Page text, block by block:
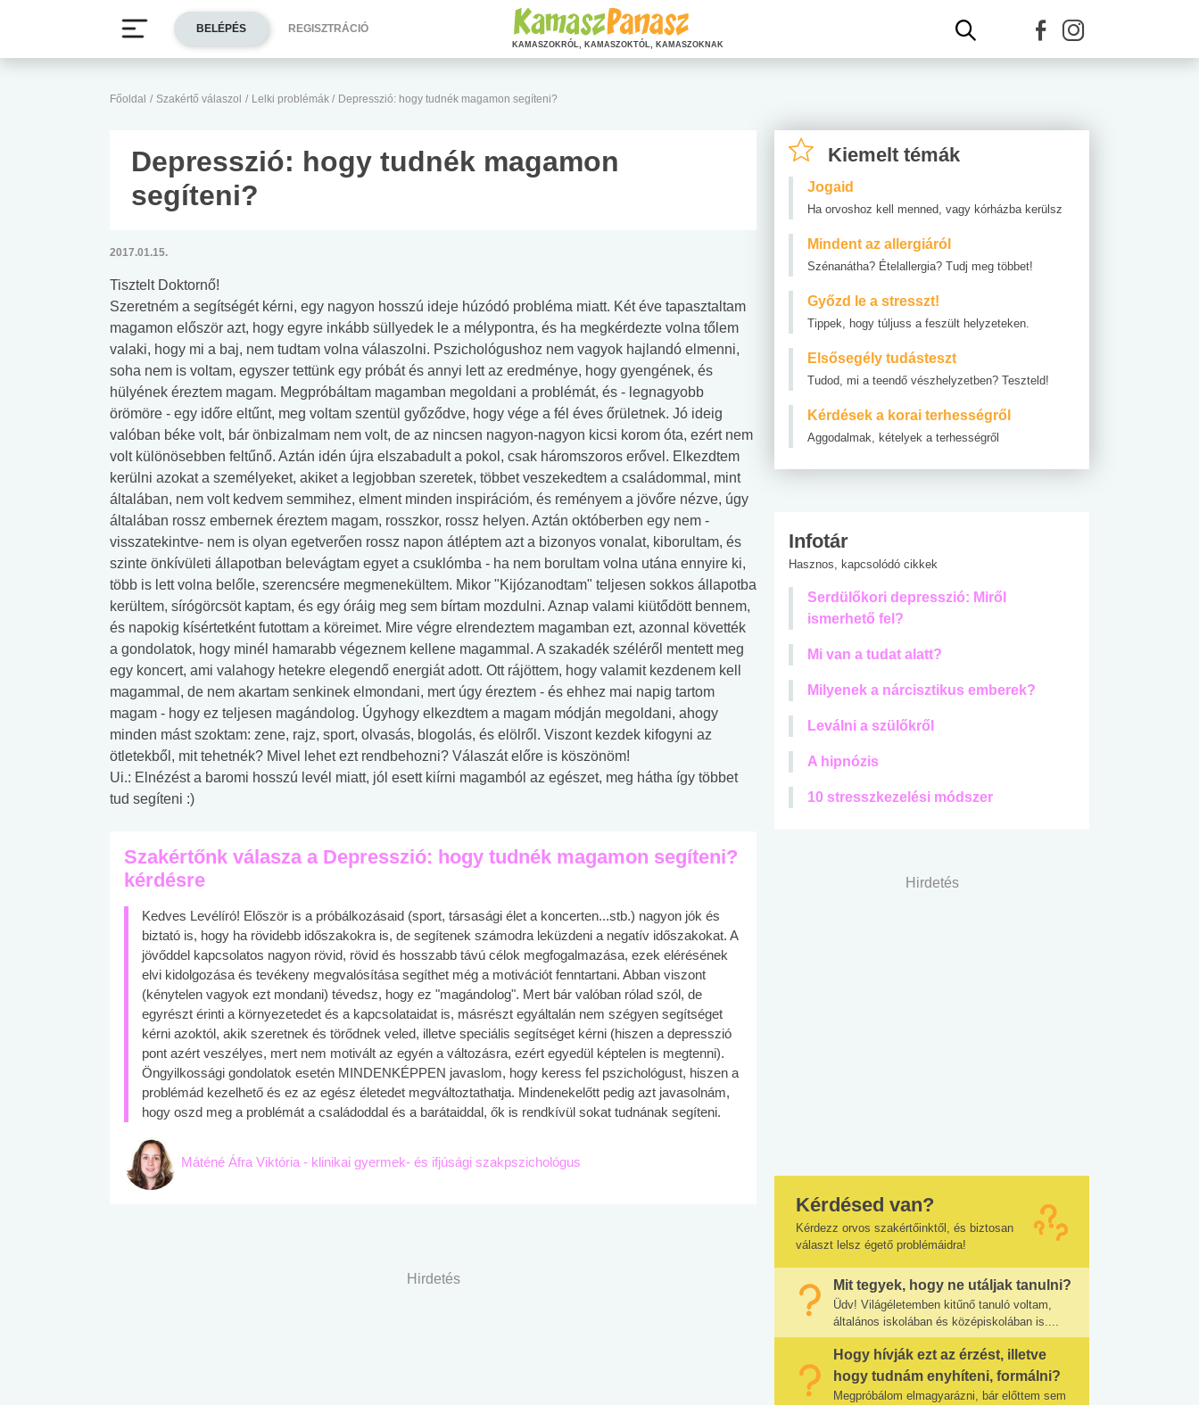
Főoldal / Szakértő válaszol / Lelki problémák / Depresszió: hogy tudnék magamon segíteni?
Depresszió: hogy tudnék magamon
segíteni?
2017.01.15.
Tisztelt Doktornő!
Szeretném a segítségét kérni, egy nagyon hosszú ideje húzódó probléma miatt. Két éve tapasztaltam
magamon először azt, hogy egyre inkább süllyedek le a mélypontra, és ha megkérdezte volna tőlem
valaki, hogy mi a baj, nem tudtam volna válaszolni. Pszichológushoz nem vagyok hajlandó elmenni,
soha nem is voltam, egyszer tettünk egy próbát és annyi lett az eredménye, hogy gyengének, és
hülyének éreztem magam. Megpróbáltam magamban megoldani a problémát, és - legnagyobb
örömöre - egy időre eltűnt, meg voltam szentül győződve, hogy vége a fél éves őrületnek. Jó ideig
valóban béke volt, bár önbizalmam nem volt, de az nincsen nagyon-nagyon kicsi korom óta, ezért nem
volt különösebben feltűnő. Aztán idén újra elszabadult a pokol, csak háromszoros erővel. Elkezdtem
kerülni azokat a személyeket, akiket a legjobban szeretek, többet veszekedtem a családommal, mint
általában, nem volt kedvem semmihez, elment minden inspirációm, és reményem a jövőre nézve, úgy
általában rossz embernek éreztem magam, rosszkor, rossz helyen. Aztán októberben egy nem -
visszatekintve- nem is olyan egetverően rossz napon átléptem azt a bizonyos vonalat, kiborultam, és
szinte önkívületi állapotban belevágtam egyet a csuklómba - ha nem borultam volna utána ennyire ki,
több is lett volna belőle, szerencsére megmenekültem. Mikor "Kijózanodtam" teljesen sokkos állapotba
kerültem, sírógörcsöt kaptam, és egy óráig meg sem bírtam mozdulni. Aznap valami kiütődött bennem,
és napokig kísértetként futottam a köreimet. Mire végre elrendeztem magamban ezt, azonnal követték
a gondolatok, hogy minél hamarabb végeznem kellene magammal. A szakadék széléről mentett meg
egy koncert, ami valahogy hetekre elegendő energiát adott. Ott rájöttem, hogy valamit kezdenem kell
magammal, de nem akartam senkinek elmondani, mert úgy éreztem - és ehhez mai napig tartom
magam - hogy ez teljesen magándolog. Úgyhogy elkezdtem a magam módján megoldani, ahogy
minden mást szoktam: zene, rajz, sport, olvasás, blogolás, és elölről. Viszont kezdek kifogyni az
ötletekből, mit tehetnék? Mivel lehet ezt rendbehozni? Válaszát előre is köszönöm!
Ui.: Elnézést a baromi hosszú levél miatt, jól esett kiírni magamból az egészet, meg hátha így többet
tud segíteni :)
Szakértőnk válasza a Depresszió: hogy tudnék magamon segíteni?
kérdésre
Kedves Levélíró! Először is a próbálkozásaid (sport, társasági élet a koncerten...stb.) nagyon jók és
biztató is, hogy ha rövidebb időszakokra is, de segítenek számodra leküzdeni a negatív időszakokat. A
jövőddel kapcsolatos nagyon rövid, rövid és hosszabb távú célok megfogalmazása, ezek elérésének
elvi kidolgozása és tevékeny megvalósítása segíthet még a motivációt fenntartani. Abban viszont
(kénytelen vagyok ezt mondani) tévedsz, hogy ez "magándolog". Mert bár valóban rólad szól, de
egyrészt érinti a környezetedet és a kapcsolataidat is, másrészt egyáltalán nem szégyen segítséget
kérni azoktól, akik szeretnek és törődnek veled, illetve speciális segítséget kérni (hiszen a depresszió
pont azért veszélyes, mert nem motivált az egyén a változásra, ezért egyedül képtelen is megtenni).
Öngyilkossági gondolatok esetén MINDENKÉPPEN javaslom, hogy keress fel pszichológust, hiszen a
problémád kezelhető és ez az egész életedet megváltoztathatja. Mindenekelőtt pedig azt javasolnám,
hogy oszd meg a problémát a családoddal és a barátaiddal, ők is rendkívül sokat tudnának segíteni.
Máténé Áfra Viktória - klinikai gyermek- és ifjúsági szakpszichológus
Hirdetés
Kiemelt témák
Jogaid
Ha orvoshoz kell menned, vagy kórházba kerülsz
Mindent az allergiáról
Szénanátha? Ételallergia? Tudj meg többet!
Győzd le a stresszt!
Tippek, hogy túljuss a feszült helyzeteken.
Elsősegély tudásteszt
Tudod, mi a teendő vészhelyzetben? Teszteld!
Kérdések a korai terhességről
Aggodalmak, kételyek a terhességről
Infotár
Hasznos, kapcsolódó cikkek
Serdülőkori depresszió: Miről
ismerhető fel?
Mi van a tudat alatt?
Milyenek a nárcisztikus emberek?
Leválni a szülőkről
A hipnózis
10 stresszkezelési módszer
Hirdetés
Kérdésed van?
Kérdezz orvos szakértőinktől, és biztosan
választ lelsz égető problémáidra!
Mit tegyek, hogy ne utáljak tanulni?
Üdv! Világéletemben kitűnő tanuló voltam,
általános iskolában és középiskolában is....
Hogy hívják ezt az érzést, illetve
hogy tudnám enyhíteni, formálni?
Megpróbálom elmagyarázni, bár előttem sem
BELÉPÉS REGISZTRÁCIÓ
KAMASZOKRÓL, KAMASZOKTÓL, KAMASZOKNAK